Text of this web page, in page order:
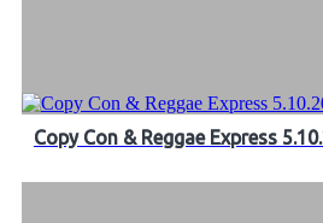
Copy Con & Reggae Express